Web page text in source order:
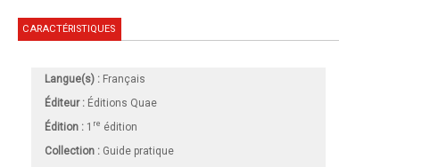
CARACTÉRISTIQUES
Langue(s) : Français
Éditeur : Éditions Quae
Édition : 1 re édition
Collection : Guide pratique